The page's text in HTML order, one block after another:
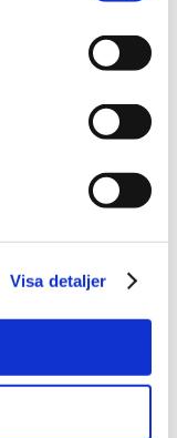
Visa detaljer